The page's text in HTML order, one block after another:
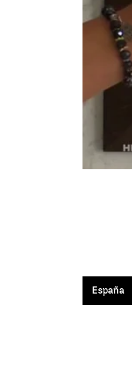
Antena
Publicado:
España